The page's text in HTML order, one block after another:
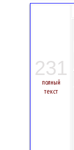
231
полный
текст